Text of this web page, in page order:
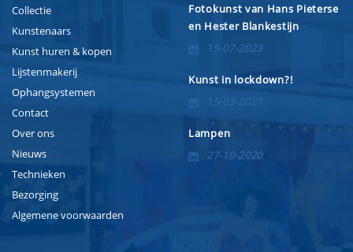
Collectie
Kunstenaars
Kunst huren & kopen
Lijstenmakerij
Ophangsystemen
Contact
Over ons
Nieuws
Technieken
Bezorging
Algemene voorwaarden
Fotokunst van Hans Pieterse
en Hester Blankestijn
15-07-2023
Kunst in lockdown?!
15-03-2021
Lampen
27-10-2020